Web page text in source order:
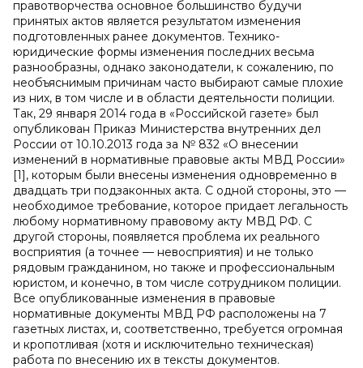
правотворчества основное большинство будучи
принятых актов является результатом изменения
подготовленных ранее документов. Технико-
юридические формы изменения последних весьма
разнообразны, однако законодатели, к сожалению, по
необъяснимым причинам часто выбирают самые плохие
из них, в том числе и в области деятельности полиции.
Так, 29 января 2014 года в «Российской газете» был
опубликован Приказ Министерства внутренних дел
России от 10.10.2013 года за № 832 «О внесении
изменений в нормативные правовые акты МВД России»
[1], которым были внесены изменения одновременно в
двадцать три подзаконных акта. С одной стороны, это —
необходимое требование, которое придает легальность
любому нормативному правовому акту МВД РФ. С
другой стороны, появляется проблема их реального
восприятия (а точнее — невосприятия) и не только
рядовым гражданином, но также и профессиональным
юристом, и конечно, в том числе сотрудником полиции.
Все опубликованные изменения в правовые
нормативные документы МВД РФ расположены на 7
газетных листах, и, соответственно, требуется огромная
и кропотливая (хотя и исключительно техническая)
работа по внесению их в тексты документов.